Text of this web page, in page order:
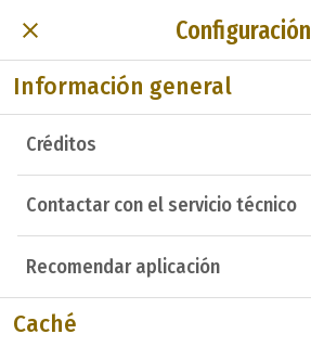
Configuración
Información general
Créditos
Contactar con el servicio técnico
Recomendar aplicación
Caché